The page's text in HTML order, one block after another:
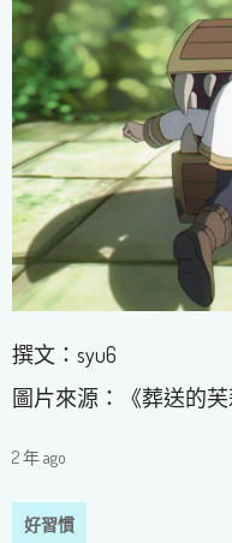
撰文：syu6
圖片來源：《葬送的芙
2 年 ago
好習慣